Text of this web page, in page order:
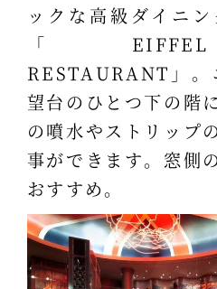
ックな高級ダイニ
「
RESTAURANT」
望台のひとつ下の階
の噴水やストリップ
事ができます。窓側
おすすめ。